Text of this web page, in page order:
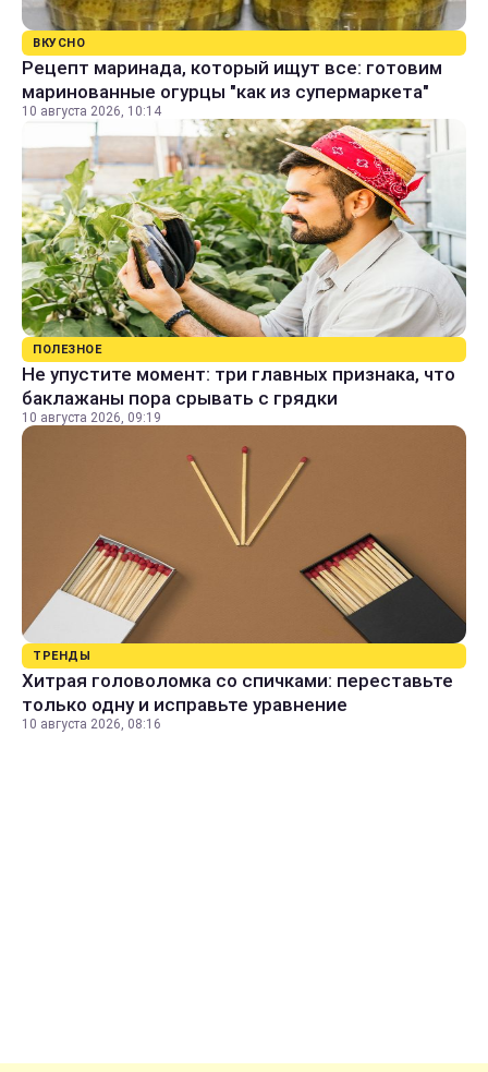
ВКУСНО
Рецепт маринада, который ищут все: готовим
маринованные огурцы "как из супермаркета"
10 августа 2026, 10:14
ПОЛЕЗНОЕ
Не упустите момент: три главных признака, что
баклажаны пора срывать с грядки
10 августа 2026, 09:19
ТРЕНДЫ
Хитрая головоломка со спичками: переставьте
только одну и исправьте уравнение
10 августа 2026, 08:16